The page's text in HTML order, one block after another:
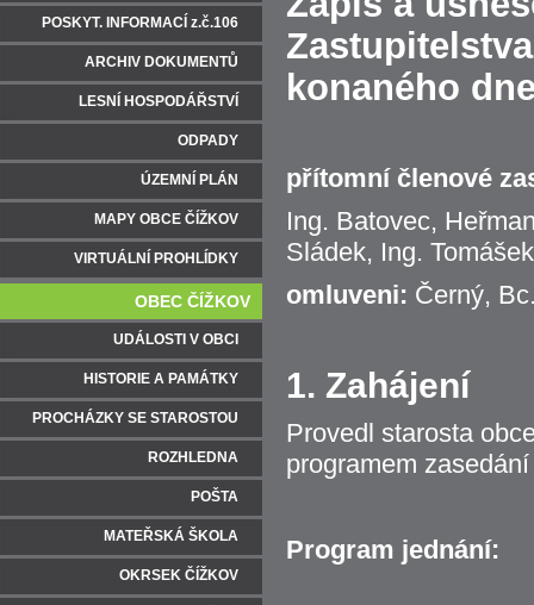
konaného
přítomní členové
Ing. Batovec,
Sládek, Ing.
omluveni: Černý,
1. Zahájení
Provedl starosta
programem
Program jednání:
POSKYT. INFORMACÍ z.č.106
ARCHIV DOKUMENTŮ
LESNÍ HOSPODÁŘSTVÍ
ODPADY
ÚZEMNÍ PLÁN
MAPY OBCE ČÍŽKOV
VIRTUÁLNÍ PROHLÍDKY
OBEC ČÍŽKOV
UDÁLOSTI V OBCI
HISTORIE A PAMÁTKY
PROCHÁZKY SE STAROSTOU
ROZHLEDNA
POŠTA
MATEŘSKÁ ŠKOLA
OKRSEK ČÍŽKOV